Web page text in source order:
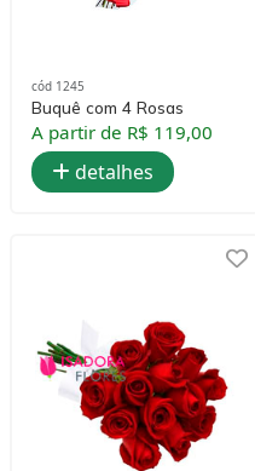
cód 1245
Buquê com 4 Rosas
A partir de R$ 119,00
detalhes